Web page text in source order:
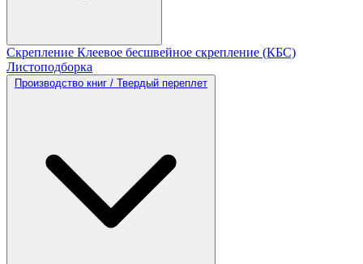
Скрепление Клеевое бесшвейное скрепление (КБС)
Листоподборка
Производство книг / Твердый переплет